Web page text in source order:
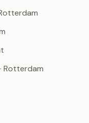
· Rotterdam